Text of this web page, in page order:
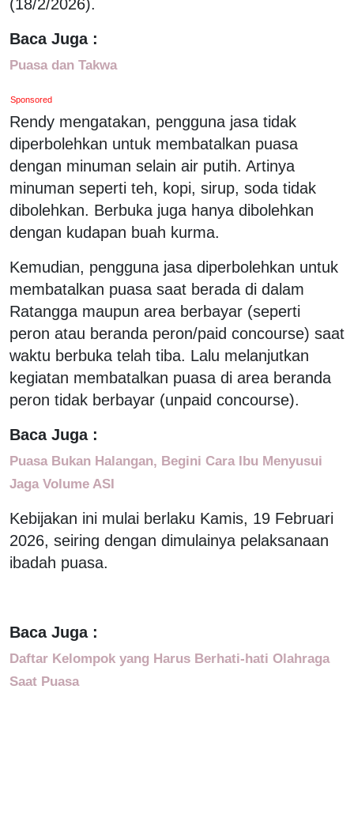
(18/2/2026).
Baca Juga :
Puasa dan Takwa
Sponsored
Rendy mengatakan, pengguna jasa tidak
diperbolehkan untuk membatalkan puasa
dengan minuman selain air putih. Artinya
minuman seperti teh, kopi, sirup, soda tidak
dibolehkan. Berbuka juga hanya dibolehkan
dengan kudapan buah kurma.
Kemudian, pengguna jasa diperbolehkan untuk
membatalkan puasa saat berada di dalam
Ratangga maupun area berbayar (seperti
peron atau beranda peron/paid concourse) saat
waktu berbuka telah tiba. Lalu melanjutkan
kegiatan membatalkan puasa di area beranda
peron tidak berbayar (unpaid concourse).
Baca Juga :
Puasa Bukan Halangan, Begini Cara Ibu Menyusui
Jaga Volume ASI
Kebijakan ini mulai berlaku Kamis, 19 Februari
2026, seiring dengan dimulainya pelaksanaan
ibadah puasa.
Baca Juga :
Daftar Kelompok yang Harus Berhati-hati Olahraga
Saat Puasa